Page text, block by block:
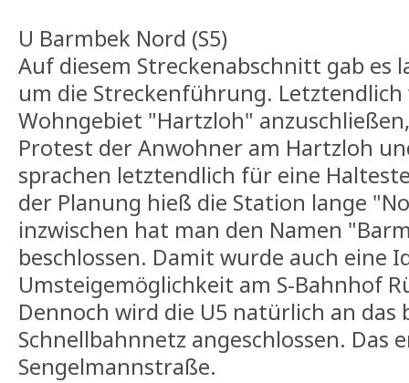
U Barmbek Nord (S5)
Auf diesem Streckenabschnitt gab es
um die Streckenführung. Letztendlich
Wohngebiet "Hartzloh"
Protest der Anwohner am Hartzloh
sprachen letztendlich für eine
der Planung hieß die Station lange
inzwischen hat man den Namen
beschlossen. Damit wurde auch eine
Umsteigemöglichkeit am S-Bahnhof
Dennoch wird die U5 natürlich an das
Schnellbahnnetz angeschlossen. Das
Sengelmannstraße.